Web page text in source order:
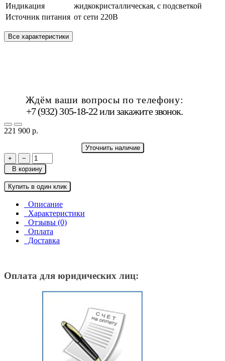
Индикация
жидкокристаллическая, с подсветкой
Источник питания от сети 220В
Все характеристики
Ждём ваши вопросы по телефону:
+7 (932) 305-18-22 илизакажите звонок.
221 900 р.
Уточнить наличие
+
−
В корзину
Купить в один клик
Описание
Характеристики
Отзывы (0)
Оплата
Доставка
Оплата для юридических лиц: